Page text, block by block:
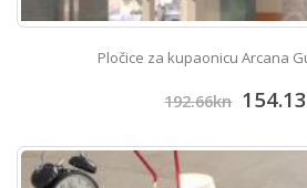
Pločice za kupaonicu Arcana
192.66kn 154.13